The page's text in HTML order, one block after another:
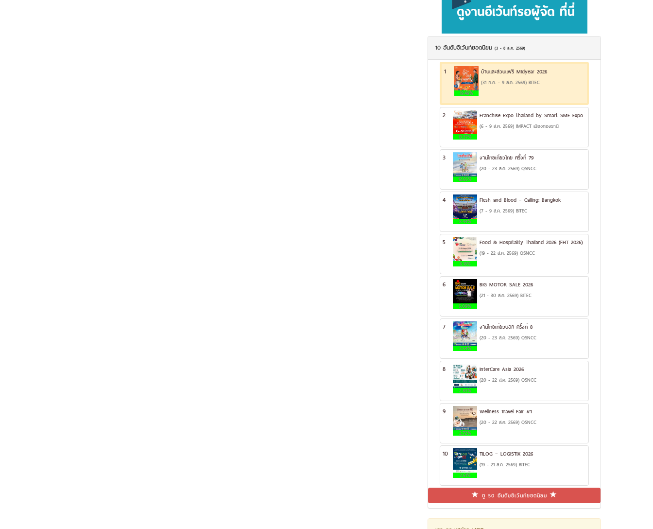
10 อันดับอีเว้นท์ยอดนิยม(3 - 8 ส.ค. 2569)
1
19.49%
บ้านและสวนแฟร์ Midyear 2026
(31 ก.ค. - 9 ส.ค. 2569) BITEC
2
13.37%
Franchise Expo thailand by Smart SME Expo
(6 - 9 ส.ค. 2569) IMPACT เมืองทองธานี
3
12.65%
งานไทยเที่ยวไทย ครั้งที่ 79
(20 - 23 ส.ค. 2569) QSNCC
4
8.44%
Flesh and Blood – Calling: Bangkok
(7 - 9 ส.ค. 2569) BITEC
5
6.18%
Food & Hospitality Thailand 2026 (FHT 2026)
(19 - 22 ส.ค. 2569) QSNCC
6
5.09%
BIG MOTOR SALE 2026
(21 - 30 ส.ค. 2569) BITEC
7
3.54%
งานไทยเที่ยวนอก ครั้งที่ 8
(20 - 23 ส.ค. 2569) QSNCC
8
2.83%
InterCare Asia 2026
(20 - 22 ส.ค. 2569) QSNCC
9
2.72%
Wellness Travel Fair #1
(20 - 22 ส.ค. 2569) QSNCC
10
2.61%
TILOG – LOGISTIX 2026
(19 - 21 ส.ค. 2569) BITEC
ดู 50 อันดับอีเว้นท์ยอดนิยม